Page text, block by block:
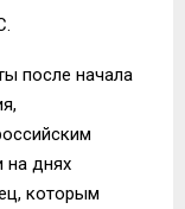
после начала
на днях
которым